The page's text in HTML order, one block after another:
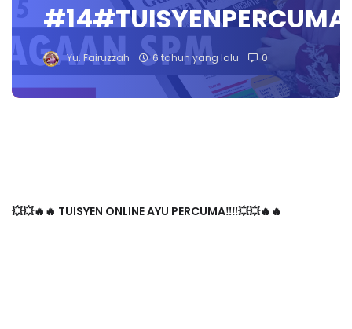
#14#TUISYENPERCUMA
Yu. Fairuzzah 6 tahun yang lalu 0
💥💥🔥🔥 TUISYEN ONLINE AYU PERCUMA‼️‼️💥💥🔥🔥